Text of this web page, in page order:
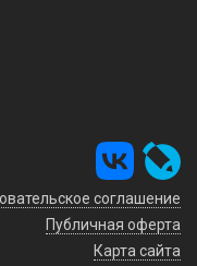
соглашение
Публичная оферта
Карта сайта